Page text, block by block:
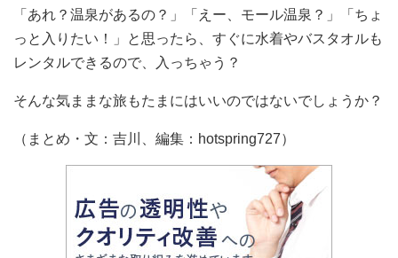
「あれ？温泉があるの？」「えー、モール温泉？」「ちょ
っと入りたい！」と思ったら、すぐに水着やバスタオルも
レンタルできるので、入っちゃう？
そんな気ままな旅もたまにはいいのではないでしょうか？
（まとめ・文：吉川、編集：hotspring727）